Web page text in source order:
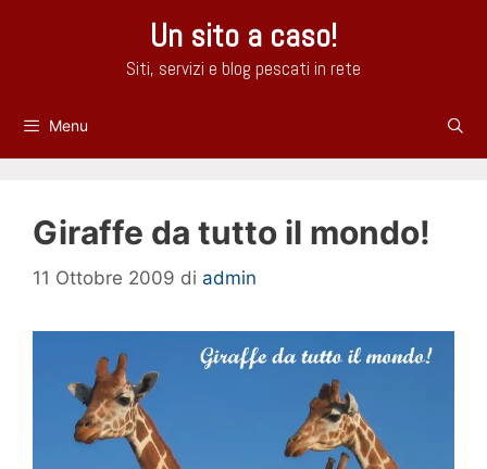
Un sito a caso!
Siti, servizi e blog pescati in rete
Menu
Giraffe da tutto il mondo!
11 Ottobre 2009 di admin